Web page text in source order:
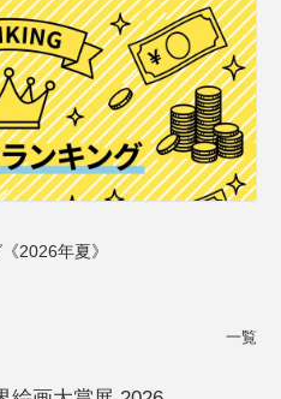
2026年夏》
一覧